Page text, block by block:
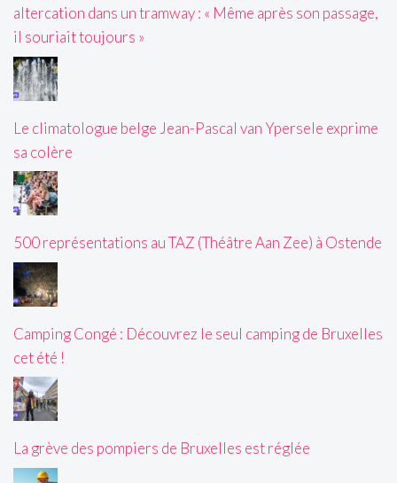
altercation dans un tramway : « Même après son passage,
il souriait toujours »
Le climatologue belge Jean-Pascal van Ypersele exprime
sa colère
500 représentations au TAZ (Théâtre Aan Zee) à Ostende
Camping Congé : Découvrez le seul camping de Bruxelles
cet été !
La grève des pompiers de Bruxelles est réglée